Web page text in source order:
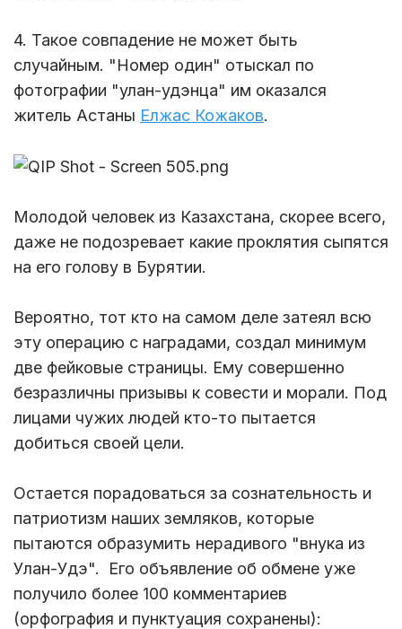
4. Такое совпадение не может быть
случайным. "Номер один" отыскал по
фотографии "улан-удэнца" им оказался
житель Астаны Елжас Кожаков.
Молодой человек из Казахстана, скорее всего,
даже не подозревает какие проклятия сыпятся
на его голову в Бурятии.
Вероятно, тот кто на самом деле затеял всю
эту операцию с наградами, создал минимум
две фейковые страницы. Ему совершенно
безразличны призывы к совести и морали. Под
лицами чужих людей кто-то пытается
добиться своей цели.
Остается порадоваться за сознательность и
патриотизм наших земляков, которые
пытаются образумить нерадивого "внука из
Улан-Удэ". Его объявление об обмене уже
получило более 100 комментариев
(орфография и пунктуация сохранены):